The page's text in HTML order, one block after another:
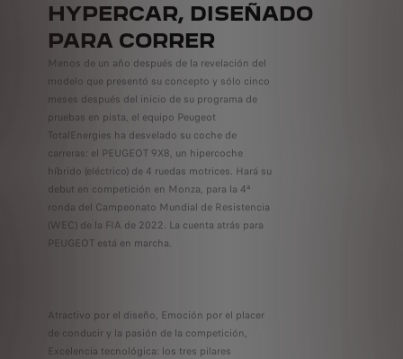
HYPERCAR, DISEÑADO
PARA CORRER
Menos de un año después de la revelación del
modelo que presentó su concepto y sólo cinco
meses después del inicio de su programa de
pruebas en pista, el equipo Peugeot
TotalEnergies ha desvelado su coche de
carreras: el PEUGEOT 9X8, un hipercoche
híbrido (eléctrico) de 4 ruedas motrices. Hará su
debut en competición en Monza, para la 4ª
ronda del Campeonato Mundial de Resistencia
(WEC) de la FIA de 2022. La cuenta atrás para
PEUGEOT está en marcha.
Atractivo por el diseño, Emoción por el placer
de conducir y la pasión de la competición,
Excelencia tecnológica: los tres pilares